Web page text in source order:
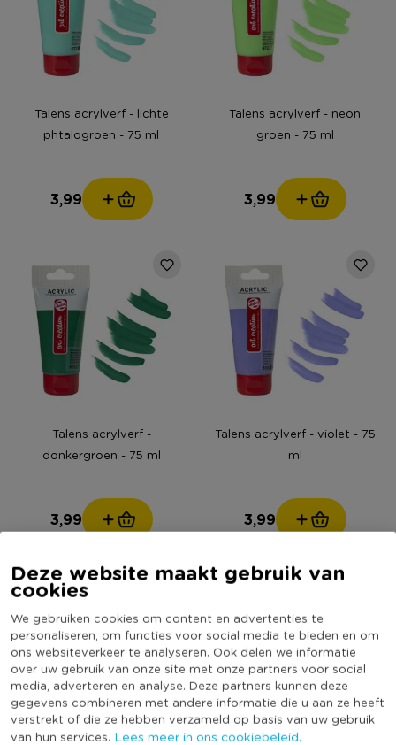
Deze website maakt gebruik van
cookies
We gebruiken cookies om content en advertenties te
personaliseren, om functies voor social media te bieden en om
ons websiteverkeer te analyseren. Ook delen we informatie
over uw gebruik van onze site met onze partners voor social
media, adverteren en analyse. Deze partners kunnen deze
gegevens combineren met andere informatie die u aan ze heeft
verstrekt of die ze hebben verzameld op basis van uw gebruik
van hun services. Lees meer in ons cookiebeleid.
Talens acrylverf - lichte
phtalogroen - 75 ml
3,99
Talens acrylverf - neon
groen - 75 ml
3,99
Talens acrylverf -
donkergroen - 75 ml
3,99
Talens acrylverf - violet - 75
ml
3,99